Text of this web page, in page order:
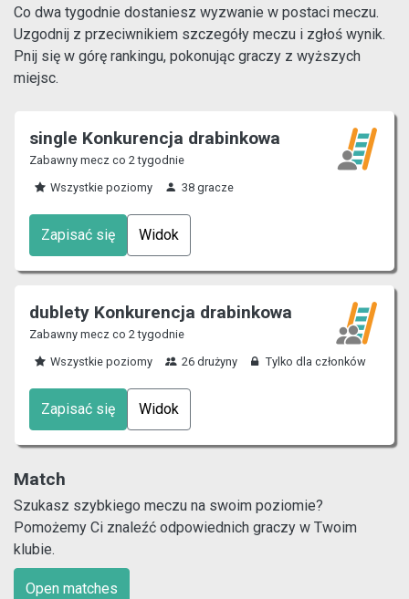
Co dwa tygodnie dostaniesz wyzwanie w postaci meczu.
Uzgodnij z przeciwnikiem szczegóły meczu i zgłoś wynik.
Pnij się w górę rankingu, pokonując graczy z wyższych
miejsc.
single Konkurencja drabinkowa
Zabawny mecz co 2 tygodnie
Wszystkie poziomy
38 gracze
Zapisać się Widok
dublety Konkurencja drabinkowa
Zabawny mecz co 2 tygodnie
Wszystkie poziomy
26 drużyny Tylko dla członków
Zapisać się Widok
Match
Szukasz szybkiego meczu na swoim poziomie?
Pomożemy Ci znaleźć odpowiednich graczy w Twoim
klubie.
Open matches